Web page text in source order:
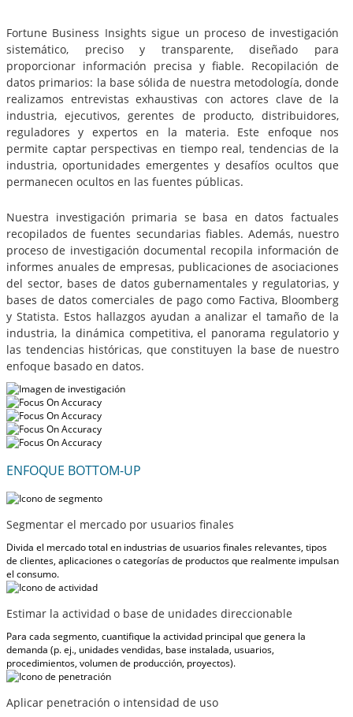
Fortune Business Insights sigue un proceso de investigación
sistemático, preciso y transparente, diseñado para
proporcionar información precisa y fiable. Recopilación de
datos primarios: la base sólida de nuestra metodología, donde
realizamos entrevistas exhaustivas con actores clave de la
industria, ejecutivos, gerentes de producto, distribuidores,
reguladores y expertos en la materia. Este enfoque nos
permite captar perspectivas en tiempo real, tendencias de la
industria, oportunidades emergentes y desafíos ocultos que
permanecen ocultos en las fuentes públicas.
Nuestra investigación primaria se basa en datos factuales
recopilados de fuentes secundarias fiables. Además, nuestro
proceso de investigación documental recopila información de
informes anuales de empresas, publicaciones de asociaciones
del sector, bases de datos gubernamentales y regulatorias, y
bases de datos comerciales de pago como Factiva, Bloomberg
y Statista. Estos hallazgos ayudan a analizar el tamaño de la
industria, la dinámica competitiva, el panorama regulatorio y
las tendencias históricas, que constituyen la base de nuestro
enfoque basado en datos.
ENFOQUE BOTTOM-UP
Segmentar el mercado por usuarios finales
Divida el mercado total en industrias de usuarios finales relevantes, tipos
de clientes, aplicaciones o categorías de productos que realmente impulsan
el consumo.
Estimar la actividad o base de unidades direccionable
Para cada segmento, cuantifique la actividad principal que genera la
demanda (p. ej., unidades vendidas, base instalada, usuarios,
procedimientos, volumen de producción, proyectos).
Aplicar penetración o intensidad de uso